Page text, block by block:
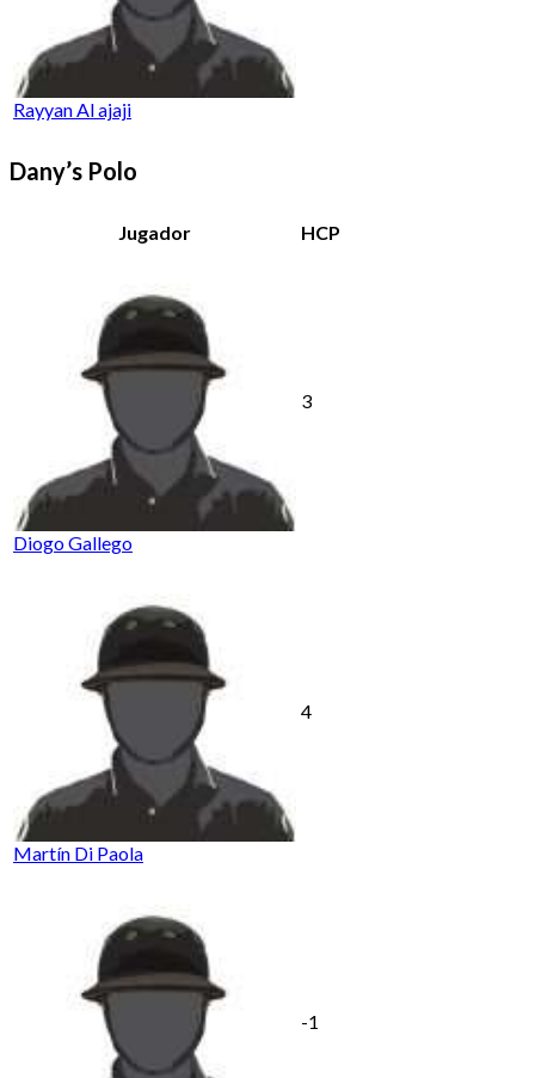
Rayyan Al ajaji
Dany’s Polo
Jugador HCP
Diogo Gallego
3
Martín Di Paola
4
-1